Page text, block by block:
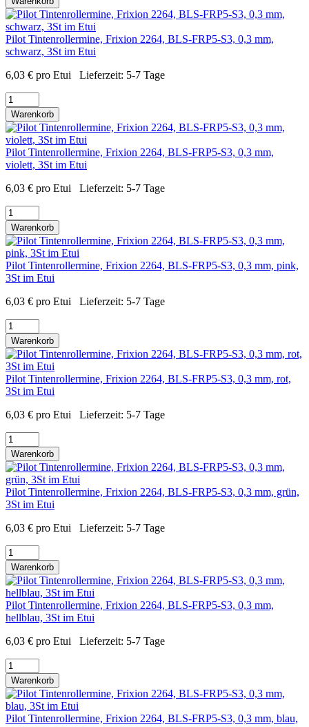
Pilot Tintenrollermine, Frixion 2264, BLS-FRP5-S3, 0,3 mm,
schwarz, 3St im Etui
6,03 € pro Etui Lieferzeit: 5-7 Tage
Warenkorb
Pilot Tintenrollermine, Frixion 2264, BLS-FRP5-S3, 0,3 mm,
violett, 3St im Etui
6,03 € pro Etui Lieferzeit: 5-7 Tage
Warenkorb
Pilot Tintenrollermine, Frixion 2264, BLS-FRP5-S3, 0,3 mm, pink,
3St im Etui
6,03 € pro Etui Lieferzeit: 5-7 Tage
Warenkorb
Pilot Tintenrollermine, Frixion 2264, BLS-FRP5-S3, 0,3 mm, rot,
3St im Etui
6,03 € pro Etui Lieferzeit: 5-7 Tage
Warenkorb
Pilot Tintenrollermine, Frixion 2264, BLS-FRP5-S3, 0,3 mm, grün,
3St im Etui
6,03 € pro Etui Lieferzeit: 5-7 Tage
Warenkorb
Pilot Tintenrollermine, Frixion 2264, BLS-FRP5-S3, 0,3 mm,
hellblau, 3St im Etui
6,03 € pro Etui Lieferzeit: 5-7 Tage
Warenkorb
Pilot Tintenrollermine, Frixion 2264, BLS-FRP5-S3, 0,3 mm, blau,